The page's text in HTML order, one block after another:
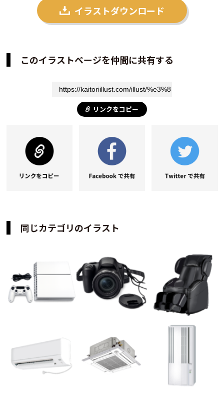
イラストダウンロード
このイラストページを仲間に共有する
リンクをコピー
同じカテゴリのイラスト